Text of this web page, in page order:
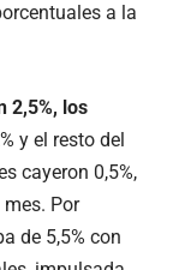
a la
2,5%, los
y el resto del
cayeron 0,5%,
Por
de 5,5% con